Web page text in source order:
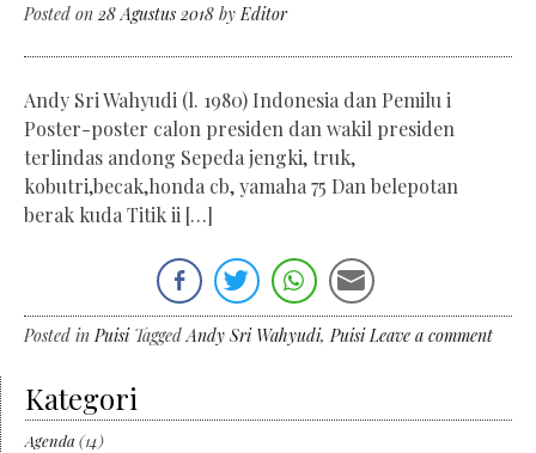
Posted on 28 Agustus 2018 byEditor
Andy Sri Wahyudi (l. 1980) Indonesia dan Pemilu i
Poster-poster calon presiden dan wakil presiden
terlindas andong Sepeda jengki, truk,
kobutri,becak,honda cb, yamaha 75 Dan belepotan
berak kuda Titik ii […]
Posted inPuisi TaggedAndy Sri Wahyudi,Puisi Leave a comment
Kategori
Agenda (14)